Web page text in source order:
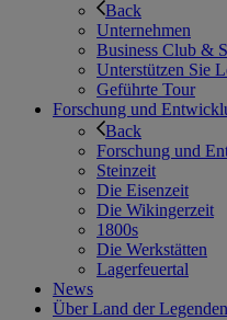
Back
Unternehmen
Business Club &
Unterstützen Sie
Geführte Tour
Forschung und
Back
Forschung und
Steinzeit
Die Eisenzeit
Die Wikingerzeit
1800s
Die Werkstätten
Lagerfeuertal
News
Über Land der Legenden